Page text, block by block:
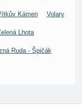
Kámen Volary
Lhota
Ruda - Špičák